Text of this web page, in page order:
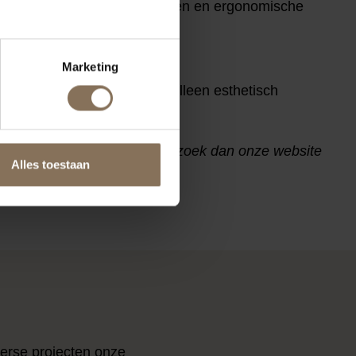
Marketing
Alles toestaan
gebruik van materialen en ergonomische
te produceren die niet alleen esthetisch
en eigentijds design? Bezoek dan onze website
projecten onze